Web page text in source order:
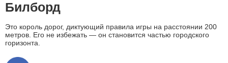
Билборд
Это король дорог, диктующий правила игры на расстоянии 200
метров. Его не избежать — он становится частью городского
горизонта.